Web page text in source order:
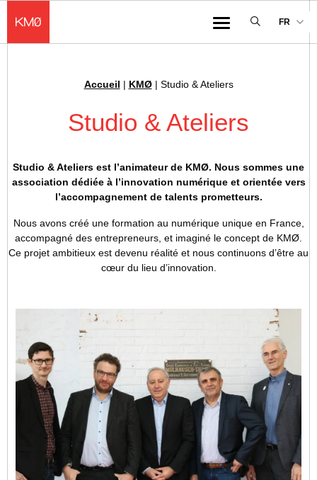
Menu
FR
Accueil | KMØ | Studio & Ateliers
Studio & Ateliers
Studio & Ateliers est l’animateur de KMØ. Nous sommes une
association dédiée à l’innovation numérique et orientée vers
l’accompagnement de talents prometteurs.
Nous avons créé une formation au numérique unique en France,
accompagné des entrepreneurs, et imaginé le concept de KMØ.
Ce projet ambitieux est devenu réalité et nous continuons d’être au
cœur du lieu d’innovation.